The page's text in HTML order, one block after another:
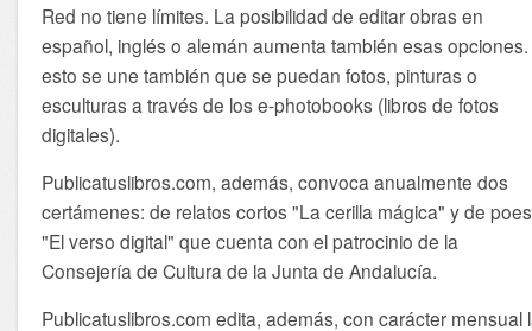
Red no tiene límites. La posibilidad de editar obras en
español, inglés o alemán aumenta también esas
esto se une también que se puedan fotos, pinturas o
esculturas a través de los e-photobooks (libros de fotos
digitales).
Publicatuslibros.com, además, convoca anualmente dos
certámenes: de relatos cortos "La cerilla mágica" y de
"El verso digital" que cuenta con el patrocinio de la
Consejería de Cultura de la Junta de Andalucía.
Publicatuslibros.com edita, además, con carácter mensual